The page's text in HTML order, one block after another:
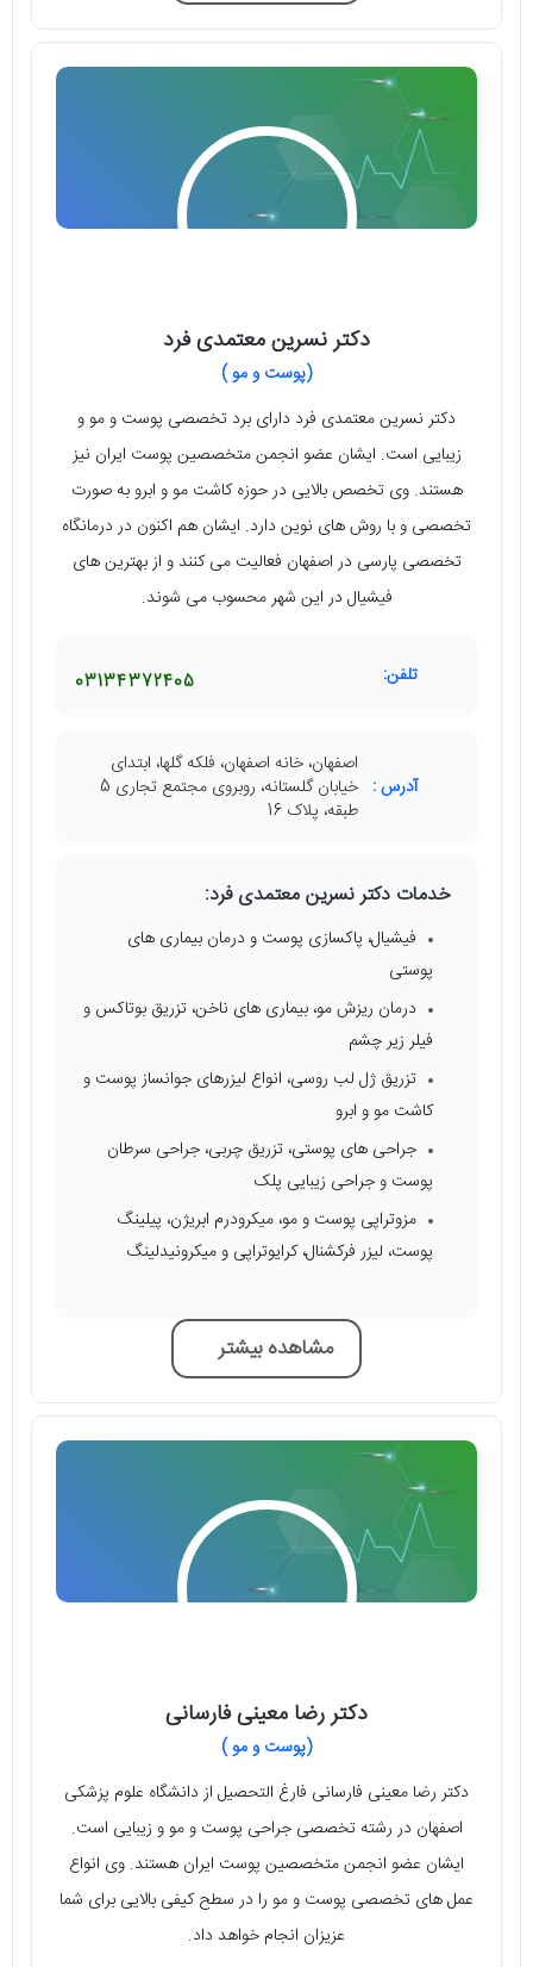
دکتر نسرین معتمدی فرد
(پوست و مو )
دکتر نسرین معتمدی فرد دارای برد تخصصی پوست و مو و
زیبایی است. ایشان عضو انجمن متخصصین پوست ایران نیز
هستند. وی تخصص بالایی در حوزه کاشت مو و ابرو به صورت
تخصصی و با روش‌ ‌های نوین دارد. ایشان هم اکنون در درمانگاه
تخصصی پارسی در اصفهان فعالیت می ‌کنند و از بهترین ‌های
فیشیال در این شهر محسوب می ‌شوند.
تلفن: 03134372405
آدرس :
اصفهان، خانه اصفهان، فلکه گلها، ابتدای
خیابان گلستانه، روبروی مجتمع تجاری 5
طبقه، پلاک 16
خدمات دکتر نسرین معتمدی فرد:
فیشیال، پاکسازی پوست و درمان بیماری ‌های
پوستی
درمان ریزش مو، بیماری ‌های ناخن، تزریق بوتاکس و
فیلر زیر چشم
تزریق ژل لب روسی، انواع لیزرهای جوانساز پوست و
کاشت مو و ابرو
جراحی‌ های پوستی، تزریق چربی، جراحی سرطان
پوست و جراحی زیبایی پلک
مزوتراپی پوست و مو، میکرودرم ابریژن، پیلینگ
پوست، لیزر فرکشنال، کرایوتراپی و میکرونیدلینگ
مشاهده بیشتر
دکتر رضا معینی فارسانی
(پوست و مو )
دکتر رضا معینی فارسانی فارغ التحصیل از دانشگاه علوم پزشکی
اصفهان در رشته تخصصی جراحی پوست و مو و زیبایی است.
ایشان عضو انجمن متخصصین پوست ایران هستند. وی انواع
عمل ‌های تخصصی پوست و مو را در سطح کیفی بالایی برای شما
عزیزان انجام خواهد داد.